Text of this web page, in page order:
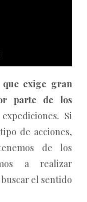
que exige gran
parte de los
Si
de acciones,
de los
a realizar
el sentido